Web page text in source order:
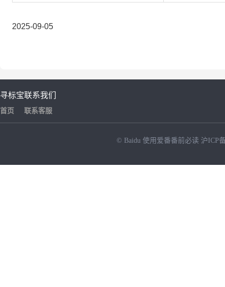
2025-09-05
寻标宝
首页
联系我们
联系客服
© Baidu 使用爱番番前必读 沪ICP